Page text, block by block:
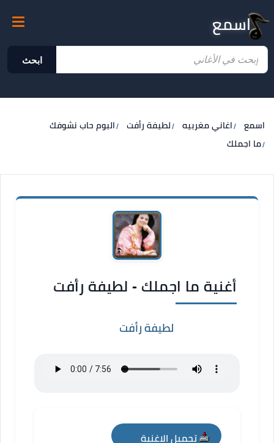
اسمع
ابحث
اسمع اغاني مغربيه لطيفة رأفت
البوم حاب نشوفك
ما اجملك
أغنية ما اجملك - لطيفة رأفت
لطيفة رأفت
تحميل الاغنية